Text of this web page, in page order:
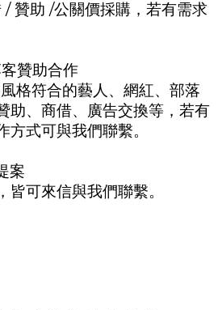
贊助 /公關價採購，若有需求
贊助合作
格符合的藝人、網紅、部落
助、商借、廣告交換等，若有
式可與我們聯繫。
案
可來信與我們聯繫。